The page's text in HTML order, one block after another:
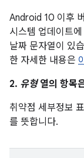
Android 10 이후
시스템 업데이트
날짜 문자열이 있
한 자세한 내용은
2. 유형열의 항목
취약점 세부정보
를 뜻합니다.